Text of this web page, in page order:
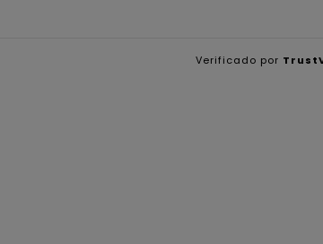
Verificado por